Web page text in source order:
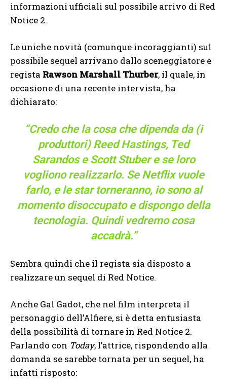
informazioni ufficiali sul possibile arrivo di Red
Notice 2.
Le uniche novità (comunque incoraggianti) sul
possibile sequel arrivano dallo sceneggiatore e
regista Rawson Marshall Thurber, il quale, in
occasione di una recente intervista, ha
dichiarato:
“Credo che la cosa che dipenda da (i
produttori) Reed Hastings, Ted
Sarandos e Scott Stuber e se loro
vogliono realizzarlo. Se Netflix vuole
farlo, e le star torneranno, io sono al
momento disoccupato e dispongo della
tecnologia. Quindi vedremo cosa
accadrà.”
Sembra quindi che il regista sia disposto a
realizzare un sequel di Red Notice.
Anche Gal Gadot, che nel film interpreta il
personaggio dell’Alfiere, si è detta entusiasta
della possibilità di tornare in Red Notice 2.
Parlando con Today, l’attrice, rispondendo alla
domanda se sarebbe tornata per un sequel, ha
infatti risposto: